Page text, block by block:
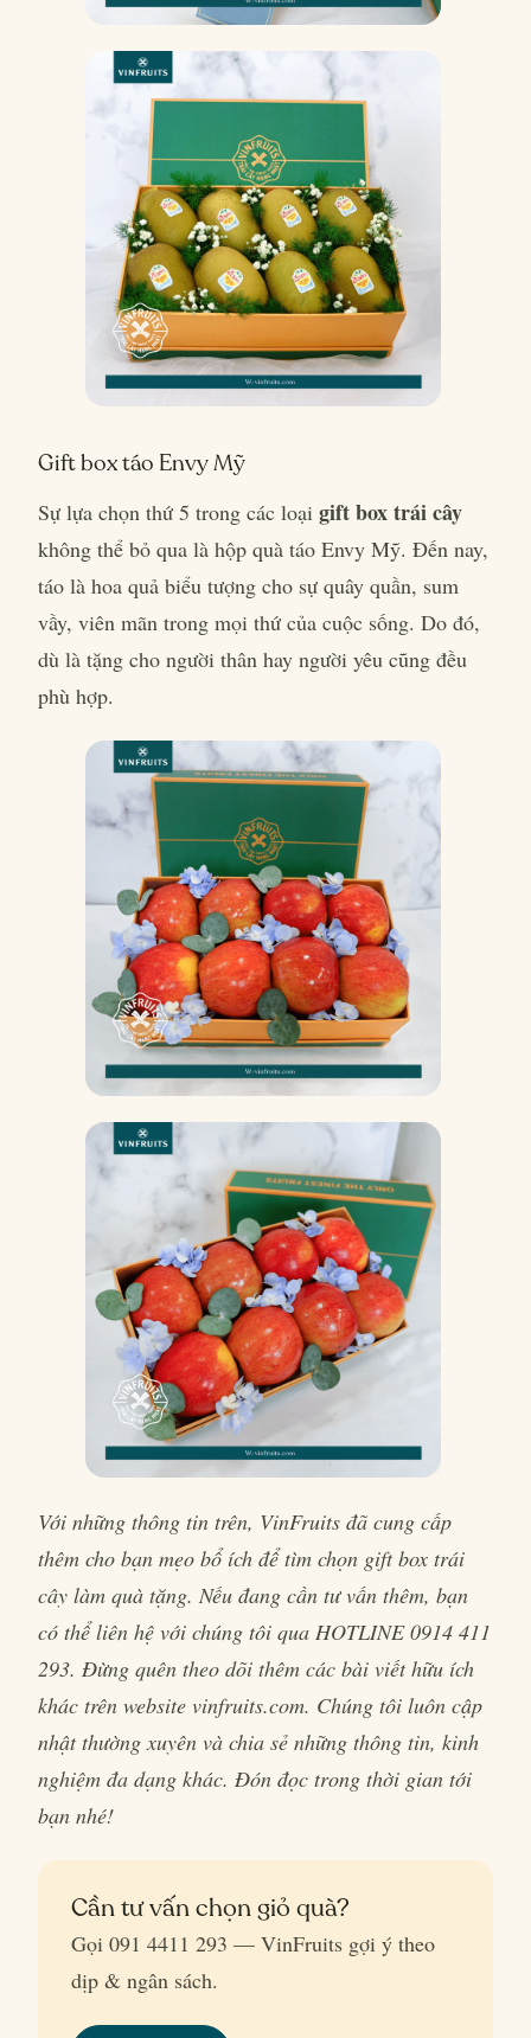
Gift box táo Envy Mỹ
Sự lựa chọn thứ 5 trong các loại gift box trái cây
không thể bỏ qua là hộp quà táo Envy Mỹ. Đến nay,
táo là hoa quả biểu tượng cho sự quây quần, sum
vầy, viên mãn trong mọi thứ của cuộc sống. Do đó,
dù là tặng cho người thân hay người yêu cũng đều
phù hợp.
Với những thông tin trên, VinFruits đã cung cấp
thêm cho bạn mẹo bổ ích để tìm chọn gift box trái
cây làm quà tặng. Nếu đang cần tư vấn thêm, bạn
có thể liên hệ với chúng tôi qua HOTLINE 0914 411
293. Đừng quên theo dõi thêm các bài viết hữu ích
khác trên website vinfruits.com. Chúng tôi luôn cập
nhật thường xuyên và chia sẻ những thông tin, kinh
nghiệm đa dạng khác. Đón đọc trong thời gian tới
bạn nhé!
Cần tư vấn chọn giỏ quà?
Gọi 091 4411 293 — VinFruits gợi ý theo
dịp & ngân sách.